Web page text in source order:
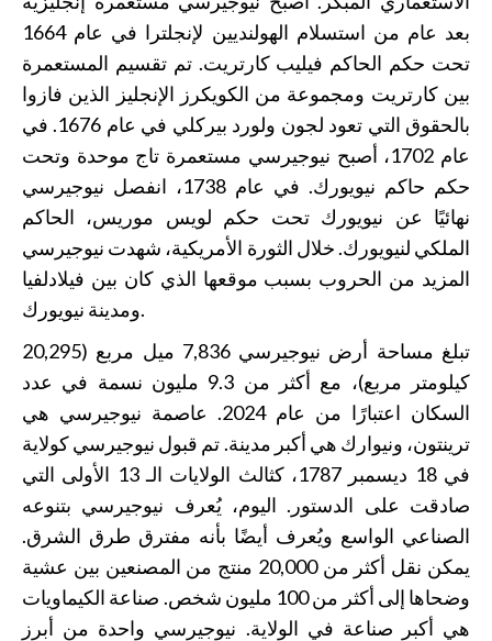
بعد عام من استسلام الهولنديين لإنجلترا في عام 1664
تحت حكم الحاكم فيليب كارتريت. تم تقسيم المستعمرة
بين كارتريت ومجموعة من الكويكرز الإنجليز الذين فازوا
بالحقوق التي تعود لجون ولورد بيركلي في عام 1676. في
عام 1702، أصبح نيوجيرسي مستعمرة تاج موحدة وتحت
حكم حاكم نيويورك. في عام 1738، انفصل نيوجيرسي
نهائيًا عن نيويورك تحت حكم لويس موريس، الحاكم
الملكي لنيويورك. خلال الثورة الأمريكية، شهدت نيوجيرسي
المزيد من الحروب بسبب موقعها الذي كان بين فيلادلفيا
ومدينة نيويورك.
تبلغ مساحة أرض نيوجيرسي 7,836 ميل مربع (20,295
كيلومتر مربع)، مع أكثر من 9.3 مليون نسمة في عدد
السكان اعتبارًا من عام 2024. عاصمة نيوجيرسي هي
ترينتون، ونيوارك هي أكبر مدينة. تم قبول نيوجيرسي كولاية
في 18 ديسمبر 1787، كثالث الولايات الـ 13 الأولى التي
صادقت على الدستور. اليوم، يُعرف نيوجيرسي بتنوعه
الصناعي الواسع ويُعرف أيضًا بأنه مفترق طرق الشرق.
يمكن نقل أكثر من 20,000 منتج من المصنعين بين عشية
وضحاها إلى أكثر من 100 مليون شخص. صناعة الكيماويات
هي أكبر صناعة في الولاية. نيوجيرسي واحدة من أبرز